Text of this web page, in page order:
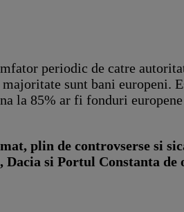
periodic de catre
sunt bani europeni.
la 85% ar fi fonduri
plin de controvserse si
si Portul Constanta de